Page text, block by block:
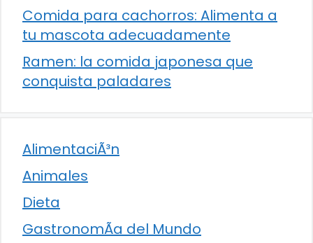
Comida para cachorros: Alimenta a
tu mascota adecuadamente
Ramen: la comida japonesa que
conquista paladares
AlimentaciÃ³n
Animales
Dieta
GastronomÃ­a del Mundo